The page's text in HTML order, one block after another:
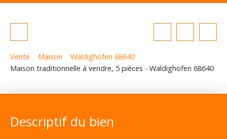
Vente Maison
Waldighofen 68640
Maison traditionnelle à vendre, 5 pièces - Waldighofen 68640
Descriptif du bien